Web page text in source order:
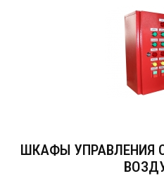
ШКАФЫ УПРАВЛЕНИЯ